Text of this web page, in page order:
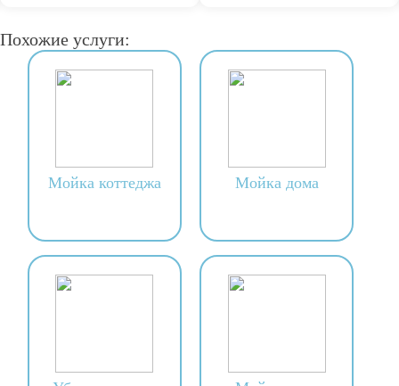
Похожие услуги:
Мойка коттеджа Мойка дома